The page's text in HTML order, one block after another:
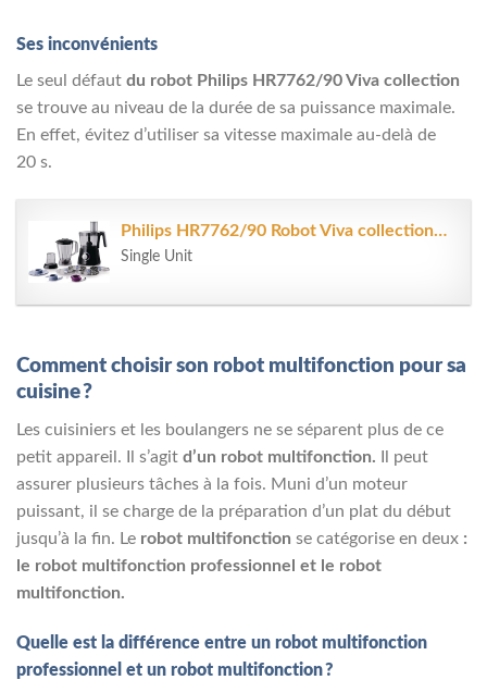
Ses inconvénients
Le seul défaut du robot Philips HR7762/90 Viva collection
se trouve au niveau de la durée de sa puissance maximale.
En effet, évitez d’utiliser sa vitesse maximale au-delà de
20 s.
Philips HR7762/90 Robot Viva collection Bol + Blender + Hachoir + Disque à...
Single Unit
Comment choisir son robot multifonction pour sa
cuisine ?
Les cuisiniers et les boulangers ne se séparent plus de ce
petit appareil. Il s’agit d’un robot multifonction. Il peut
assurer plusieurs tâches à la fois. Muni d’un moteur
puissant, il se charge de la préparation d’un plat du début
jusqu’à la fin. Le robot multifonction se catégorise en deux :
le robot multifonction professionnel et le robot
multifonction.
Quelle est la différence entre un robot multifonction
professionnel et un robot multifonction ?